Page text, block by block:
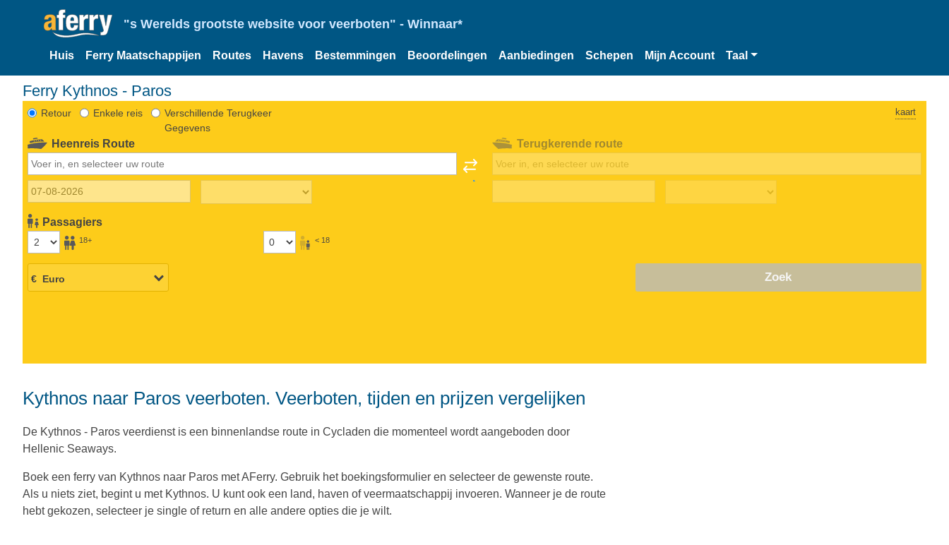
"s Werelds grootste website voor veerboten" - Winnaar*
Huis Ferry Maatschappijen Routes Havens Bestemmingen Beoordelingen Aanbiedingen Schepen Mijn Account Taal
Ferry Kythnos - Paros
Retour Enkele reis
Verschillende Terugkeer
Gegevens
kaart
Heenreis Route
Passagiers
18+ < 18
Terugkerende route
Zoek
Kythnos naar Paros veerboten. Veerboten, tijden en prijzen vergelijken
De Kythnos - Paros veerdienst is een binnenlandse route in Cycladen die momenteel wordt aangeboden door
Hellenic Seaways.
Boek een ferry van Kythnos naar Paros met AFerry. Gebruik het boekingsformulier en selecteer de gewenste route.
Als u niets ziet, begint u met Kythnos. U kunt ook een land, haven of veermaatschappij invoeren. Wanneer je de route
hebt gekozen, selecteer je single of return en alle andere opties die je wilt.